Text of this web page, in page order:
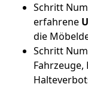
Schritt
erfahrene
die
Schritt
Fahrzeuge,